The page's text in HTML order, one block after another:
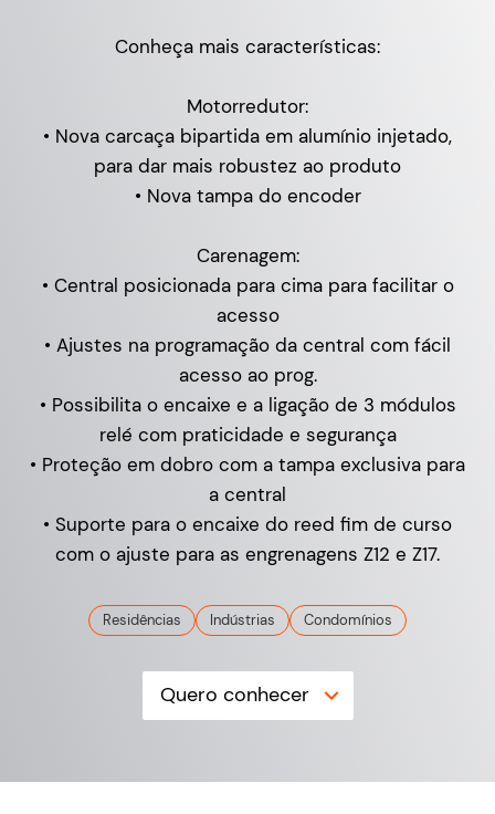
Conheça mais características:
Motorredutor:
• Nova carcaça bipartida em alumínio injetado,
para dar mais robustez ao produto
• Nova tampa do encoder
Carenagem:
• Central posicionada para cima para facilitar o
acesso
• Ajustes na programação da central com fácil
acesso ao prog.
• Possibilita o encaixe e a ligação de 3 módulos
relé com praticidade e segurança
• Proteção em dobro com a tampa exclusiva para
a central
• Suporte para o encaixe do reed fim de curso
com o ajuste para as engrenagens Z12 e Z17.
Residências Indústrias Condomínios
Quero conhecer